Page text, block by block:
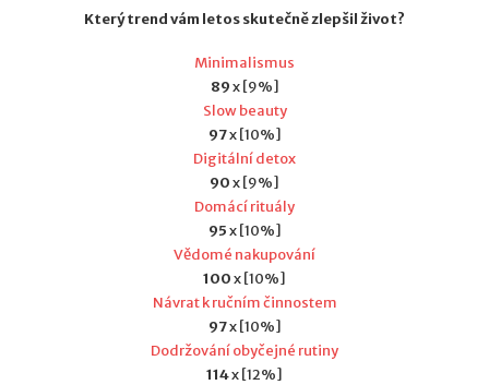
Který trend vám letos skutečně zlepšil život?
Minimalismus
89x [9%]
Slow beauty
97x [10%]
Digitální detox
90x [9%]
Domácí rituály
95x [10%]
Vědomé nakupování
100x [10%]
Návrat k ručním činnostem
97x [10%]
Dodržování obyčejné rutiny
114x [12%]